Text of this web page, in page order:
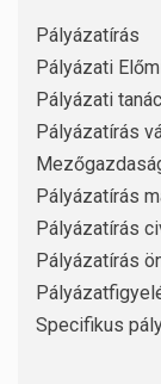
Pályázatírás
Pályázati
Pályázati
Pályázatírás
Pályázatírás
Pályázatírás
Pályázatírás
Specifikus